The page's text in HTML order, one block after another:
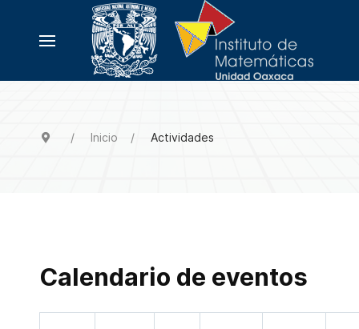
Inicio Actividades
Calendario de eventos